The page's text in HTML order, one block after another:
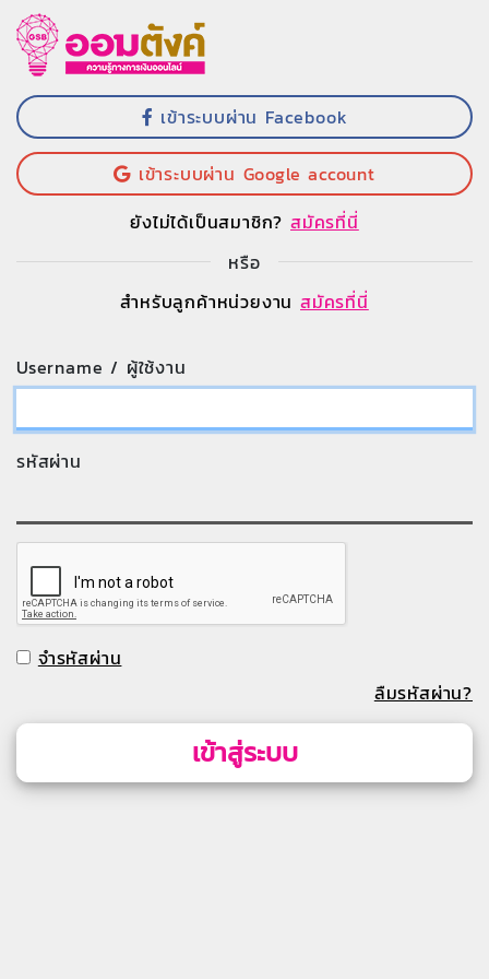
เข้าระบบผ่าน Facebook
เข้าระบบผ่าน Google account
ยังไม่ได้เป็นสมาชิก? สมัครที่นี่
หรือ
สำหรับลูกค้าหน่วยงาน สมัครที่นี่
Username / ผู้ใช้งาน
รหัสผ่าน
จำรหัสผ่าน
ลืมรหัสผ่าน?
เข้าสู่ระบบ